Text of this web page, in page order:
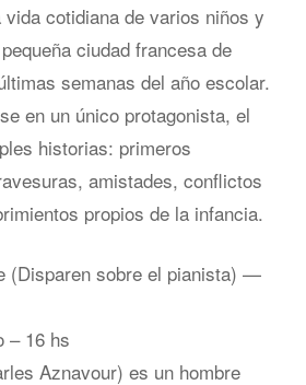
cotidiana de varios niños y
ciudad francesa de
semanas del año escolar.
en un único protagonista, el
historias: primeros
amistades, conflictos
propios de la infancia.
(Disparen sobre el pianista) —
– 16 hs
Aznavour) es un hombre